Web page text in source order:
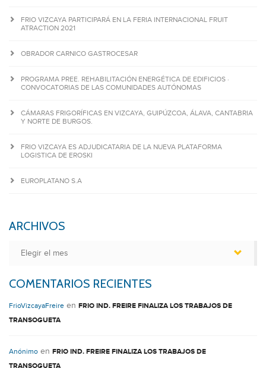
FRIO VIZCAYA PARTICIPARÁ EN LA FERIA INTERNACIONAL FRUIT
ATRACTION 2021
OBRADOR CARNICO GASTROCESAR
PROGRAMA PREE. REHABILITACIÓN ENERGÉTICA DE EDIFICIOS ·
CONVOCATORIAS DE LAS COMUNIDADES AUTÓNOMAS
CÁMARAS FRIGORÍFICAS EN VIZCAYA, GUIPÚZCOA, ÁLAVA, CANTABRIA
Y NORTE DE BURGOS.
FRIO VIZCAYA ES ADJUDICATARIA DE LA NUEVA PLATAFORMA
LOGISTICA DE EROSKI
EUROPLATANO S.A
ARCHIVOS
COMENTARIOS RECIENTES
FrioVizcayaFreire en FRIO IND. FREIRE FINALIZA LOS TRABAJOS DE
TRANSOGUETA
Anónimo en FRIO IND. FREIRE FINALIZA LOS TRABAJOS DE
TRANSOGUETA